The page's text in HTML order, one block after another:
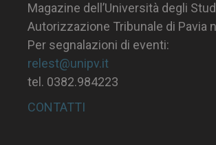
Magazine dell’Università degli
Autorizzazione Tribunale di Pavia
Per segnalazioni di eventi:
relest@unipv.it
tel. 0382.984223
CONTATTI